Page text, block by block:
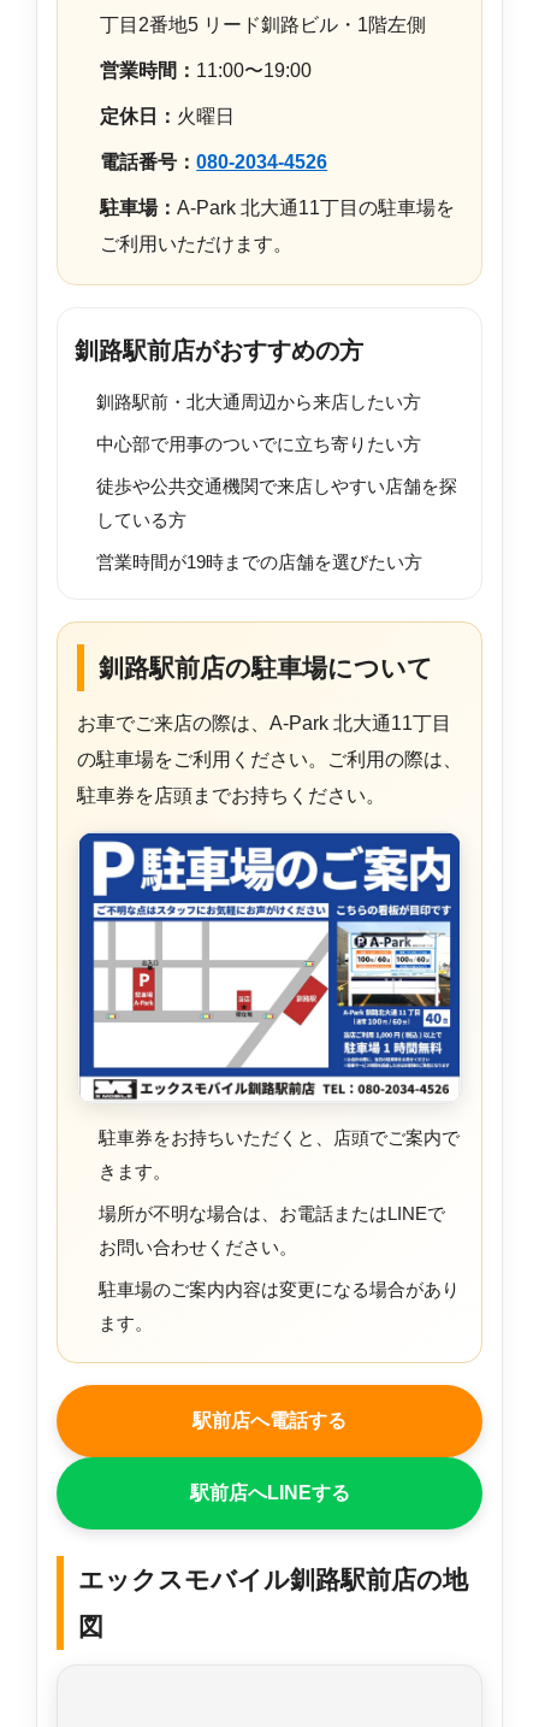
丁目2番地5 リード釧路ビル・1階左側
営業時間： 11:00〜19:00
定休日： 火曜日
電話番号：080-2034-4526
駐車場：A-Park 北大通11丁目の駐車場を
ご利用いただけます。
釧路駅前店がおすすめの方
釧路駅前・北大通周辺から来店したい方
中心部で用事のついでに立ち寄りたい方
徒歩や公共交通機関で来店しやすい店舗を探
している方
営業時間が19時までの店舗を選びたい方
釧路駅前店の駐車場について
お車でご来店の際は、A-Park 北大通11丁目
の駐車場をご利用ください。ご利用の際は、
駐車券を店頭までお持ちください。
駐車券をお持ちいただくと、店頭でご案内で
きます。
場所が不明な場合は、お電話またはLINEで
お問い合わせください。
駐車場のご案内内容は変更になる場合があり
ます。
駅前店へ電話する
駅前店へLINEする
エックスモバイル釧路駅前店の地
図